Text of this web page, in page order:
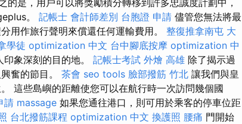
。 記帳士 會計師差別 台胞證 申請 儘管您無法將最
用作旅行聲明來償還任何運輸費用。 整復推拿南屯 大
學徒 optimization 中文 台中腳底按摩 optimization 中
象深刻的目的地。 記帳士考試 外燴 高雄 除了揭示過
奮的節目。 茶會 seo tools 臉部撥筋 竹北 讓我們與皇
這些島嶼的距離使您可以在航行時一次訪問幾個國
請 massage 如果您通往港口，則可用於乘客的停車位距
台北撥筋課程 optimization 中文 換護照 腰痛 門開始